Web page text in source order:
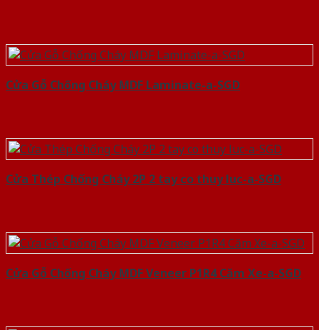
Cửa Gỗ Chống Cháy MDF Laminate-a-SGD
Cửa Thép Chống Cháy 2P 2 tay co thuy luc-a-SGD
Cửa Gỗ Chống Cháy MDF Veneer P1R4 Căm Xe-a-SGD